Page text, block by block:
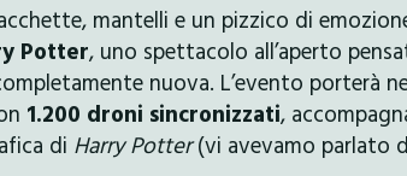
mantelli e un pizzico di
Potter, uno spettacolo all’aperto
nuova. L’evento porterà
1.200 droni sincronizzati,
di Harry Potter(vi avevamo parlato